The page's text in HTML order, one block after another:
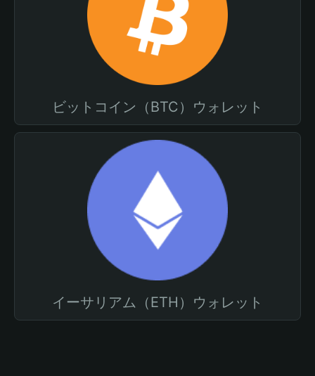
ビットコイン（BTC）ウォレット
イーサリアム（ETH）ウォレット